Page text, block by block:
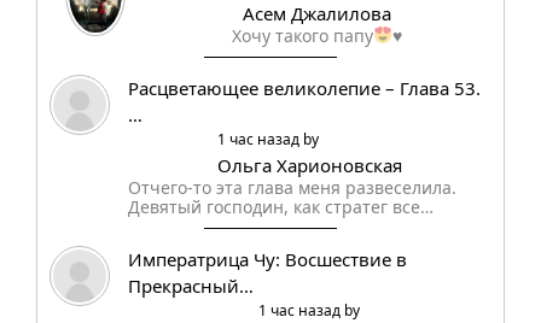
Aсем Джалилова
Хочу такого папу ♥️
Расцветающее великолепие – Глава 53.
…
1 час назад by
Ольга Харионовская
Отчего-то эта глава меня развеселила.
Девятый господин, как стратег все…
Императрица Чу: Восшествие в
Прекрасный…
1 час назад by